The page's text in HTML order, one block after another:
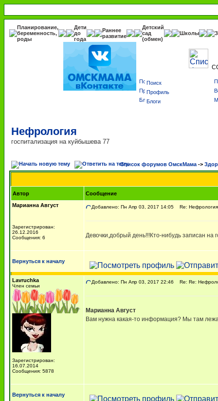
Планирование,
беременность,
роды
Дети
до
года
Раннее
развитие
Детский
сад
(обмен)
Школы
Поиск
Профиль
Блоги
Нефрология
госпитализация на куйбышева 77
Список форумов ОмскМама ->
Автор
Сообщение
Марианна Август
Зарегистрирован:
26.12.2016
Сообщения: 6
Добавлено: Пн Апр 03, 2017 14:05 Re: Нефрология
Девочки,добрый день!!!Кто-нибудь записан
Вернуться к началу
Lavruchka
Член семьи
Зарегистрирован:
16.07.2014
Сообщения: 5878
Добавлено: Пн Апр 03, 2017 22:46 Re: Re:
Марианна Август
Вам нужна какая-то информация? Мы там
Вернуться к началу